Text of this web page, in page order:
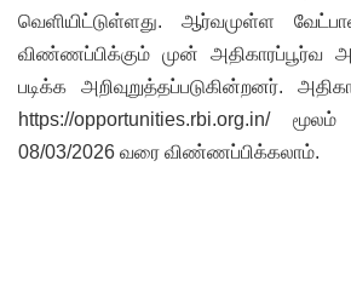
வெளியிட்டுள்ளது. ஆர்வமுள்ள
விண்ணப்பிக்கும் முன் அதிகாரப்பூர்வ
படிக்க அறிவுறுத்தப்படுகின்றனர்.
https://opportunities.rbi.org.in/
08/03/2026 வரை விண்ணப்பிக்கலாம்.